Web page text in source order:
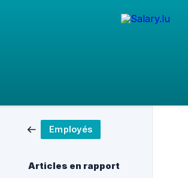
Employés
Articles en rapport